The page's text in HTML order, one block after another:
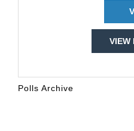
VIEW
Polls Archive